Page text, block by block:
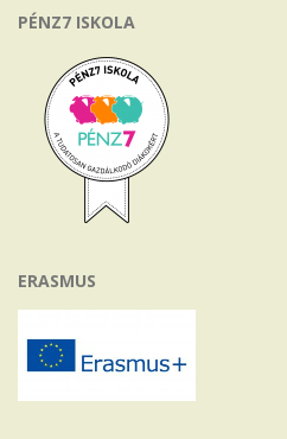
PÉNZ7 ISKOLA
ERASMUS